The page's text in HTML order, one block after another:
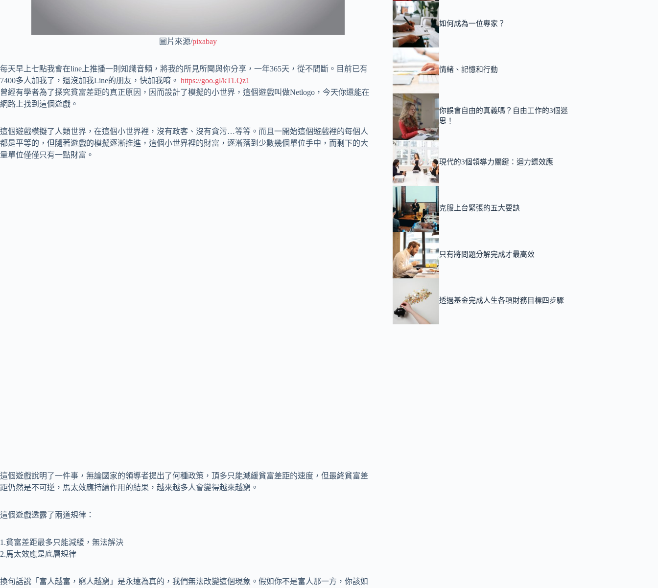
圖片來源/pixabay
每天早上七點我會在line上推播一則知識音頻，將我的所見所聞與你分享，一年365天，從不間斷。目前已有
7400多人加我了，還沒加我Line的朋友，快加我唷。 https://goo.gl/kTLQz1
曾經有學者為了探究貧富差距的真正原因，因而設計了模擬的小世界，這個遊戲叫做Netlogo，今天你還能在
網路上找到這個遊戲。
這個遊戲模擬了人類世界，在這個小世界裡，沒有政客、沒有貪污…等等。而且一開始這個遊戲裡的每個人
都是平等的，但隨著遊戲的模擬逐漸推進，這個小世界裡的財富，逐漸落到少數幾個單位手中，而剩下的大
量單位僅僅只有一點財富。
這個遊戲說明了一件事，無論國家的領導者提出了何種政策，頂多只能減緩貧富差距的速度，但最終貧富差
距仍然是不可逆，馬太效應持續作用的結果，越來越多人會變得越來越窮。
這個遊戲透露了兩道規律：
1.貧富差距最多只能減緩，無法解決
2.馬太效應是底層規律
換句話說「富人越富，窮人越窮」是永遠為真的，我們無法改變這個現象。假如你不是富人那一方，你該如
如何成為一位專家？
情緒、記憶和行動
你誤會自由的真義嗎？自由工作的3個迷
思！
現代的3個領導力關鍵：迴力鏢效應
克服上台緊張的五大要訣
只有將問題分解完成才最高效
透過基金完成人生各項財務目標四步驟